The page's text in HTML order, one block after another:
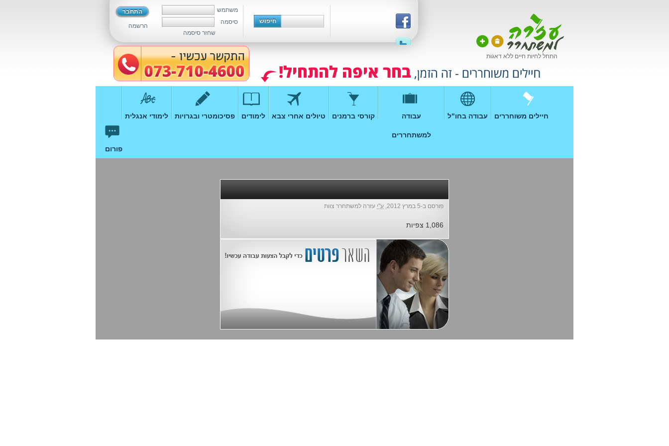
התחל לחיות חיים ללא דאגות
הרשמה
משתמש
סיסמה
שחזר סיסמה
חיילים משוחררים עבודה בחו"ל עבודה
למשתחררים
קורסי ברמנים טיולים אחרי צבא לימודים פסיכומטרי ובגרויות לימודי אנגלית
פורום
פורסם ב-5 במרץ 2012, ע"י עזרה למשתחרר צוות
1,086 צפיות